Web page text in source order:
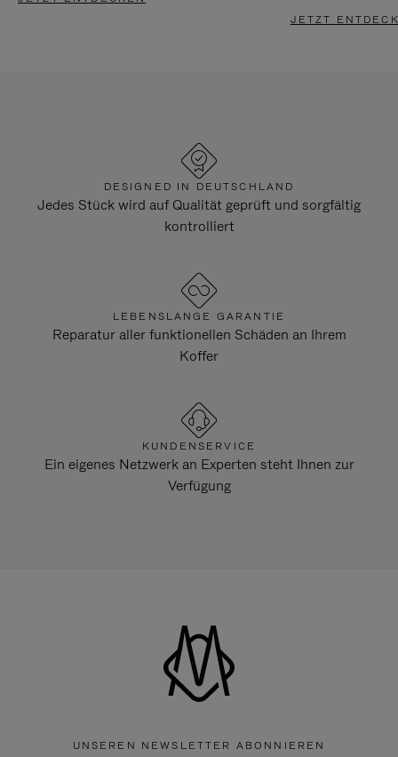
JETZT
DESIGNED IN DEUTSCHLAND
Jedes Stück wird auf Qualität geprüft und sorgfältig
kontrolliert
LEBENSLANGE GARANTIE
Reparatur aller funktionellen Schäden an Ihrem
Koffer
KUNDENSERVICE
Ein eigenes Netzwerk an Experten steht Ihnen zur
Verfügung
UNSEREN NEWSLETTER ABONNIEREN